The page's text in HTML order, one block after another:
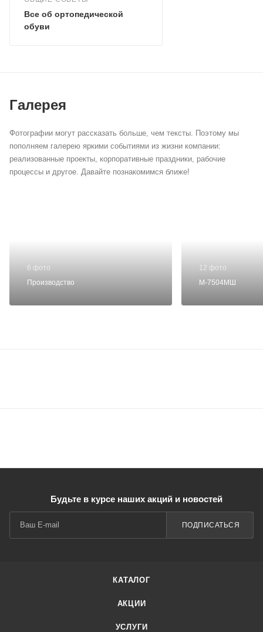
Все об ортопедической
обуви
Галерея
Фотографии могут рассказать больше, чем тексты. Поэтому мы
пополняем галерею яркими событиями из жизни компании:
реализованные проекты, корпоративные праздники, рабочие
процессы и другое. Давайте познакомимся ближе!
6 фото
Производство
12 фото
М-7504МШ
Будьте в курсе наших акций и новостей
ПОДПИСАТЬСЯ
КАТАЛОГ
АКЦИИ
УСЛУГИ